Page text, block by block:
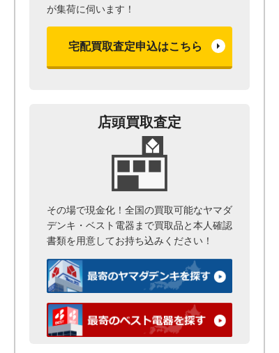
が集荷に伺います！
宅配買取査定申込はこちら
店頭買取査定
その場で現金化！全国の買取可能なヤマダ
デンキ・ベスト電器まで買取品と本人確認
書類を用意してお持ち込みください！